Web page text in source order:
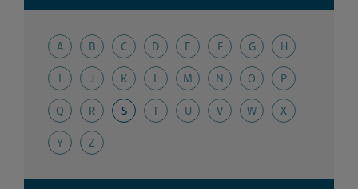
A B C D E F G H
I J K L M N O P
Q R S T U V W X
Y Z